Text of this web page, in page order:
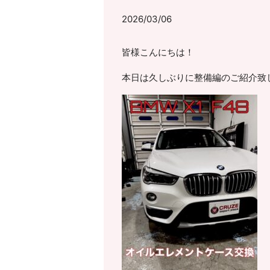
2026/03/06
皆様こんにちは！
本日は久しぶりに整備編のご紹介致